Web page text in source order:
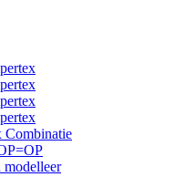
Combinatie